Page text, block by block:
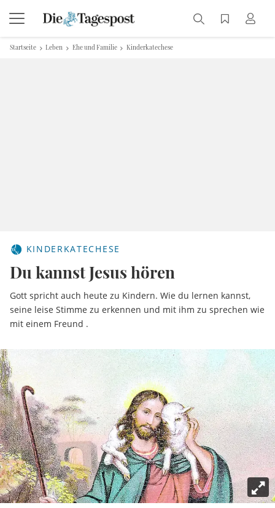
Startseite Leben Ehe und Familie Kinderkatechese
KINDERKATECHESE
Du kannst Jesus hören
Gott spricht auch heute zu Kindern. Wie du lernen kannst,
seine leise Stimme zu erkennen und mit ihm zu sprechen wie
mit einem Freund .